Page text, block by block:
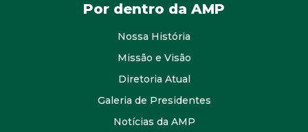
Por dentro da AMP
Nossa História
Missão e Visão
Diretoria Atual
Galeria de Presidentes
Notícias da AMP